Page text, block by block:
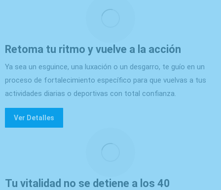
Retoma tu ritmo y vuelve a la acción
Ya sea un esguince, una luxación o un desgarro, te guío en un
proceso de fortalecimiento específico para que vuelvas a tus
actividades diarias o deportivas con total confianza.
Ver Detalles
Tu vitalidad no se detiene a los 40